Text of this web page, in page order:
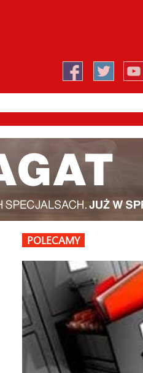
POLECAMY